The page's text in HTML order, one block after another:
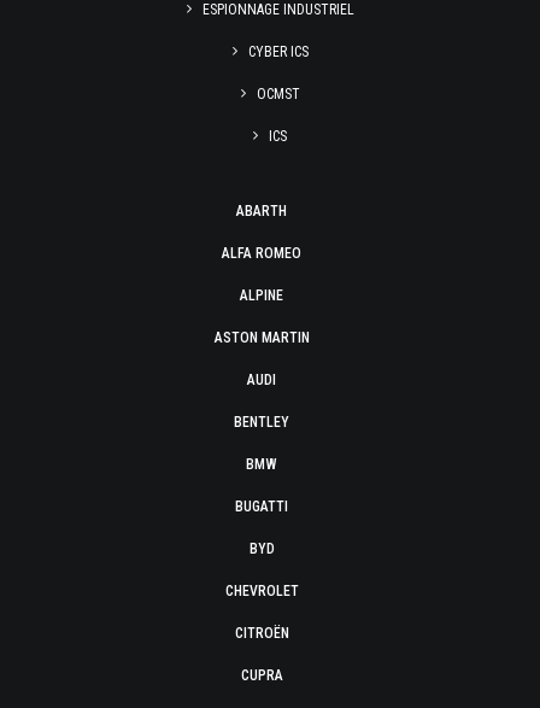
ESPIONNAGE INDUSTRIEL
CYBER ICS
OCMST
ICS
ABARTH
ALFA ROMEO
ALPINE
ASTON MARTIN
AUDI
BENTLEY
BMW
BUGATTI
BYD
CHEVROLET
CITROËN
CUPRA